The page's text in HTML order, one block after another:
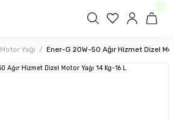
Motor Yağı Ener-G 20W-50 Ağır Hizmet Dizel